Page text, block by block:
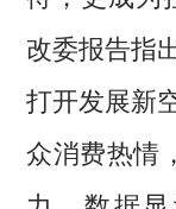
改委报告指
打开发展新
众消费热情